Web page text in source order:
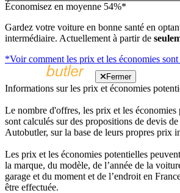
Économisez en moyenne 54%*
Gardez votre voiture en bonne santé en
intermédiaire. Actuellement à partir de
*Voir comment les prix et les économies sont
Fermer
Informations sur les prix et économies
Le nombre d'offres, les prix et les économies
sont calculés sur des propositions de devis
Autobutler, sur la base de leurs propres prix
Les prix et les économies potentielles
la marque, du modèle, de l’année de la
garage et du moment et de l’endroit en
être effectuée.